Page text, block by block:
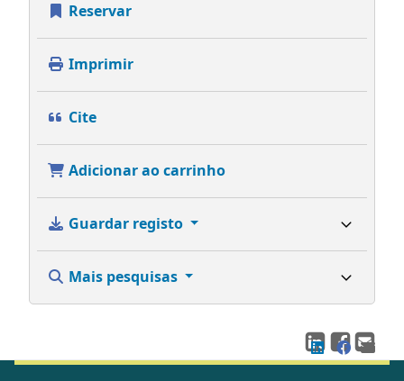
Reservar
Imprimir
Cite
Adicionar ao carrinho
Guardar registo
Mais pesquisas